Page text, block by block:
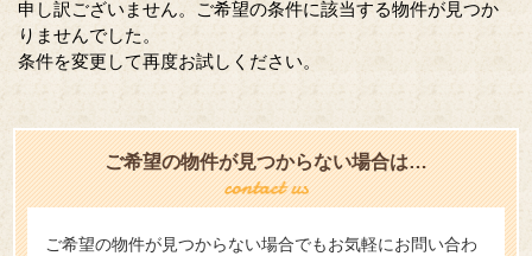
申し訳ございません。ご希望の条件に該当する物件が見つか
りませんでした。
条件を変更して再度お試しください。
ご希望の物件が見つからない場合は…
ご希望の物件が見つからない場合でもお気軽にお問い合わ